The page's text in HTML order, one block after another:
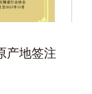
产地签注